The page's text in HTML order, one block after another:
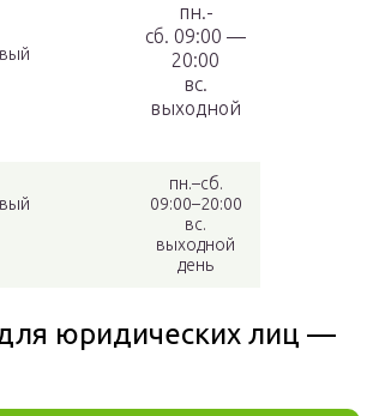
пн.-
cб. 09:00 —
20:00
вс.
выходной
пн.–сб.
09:00–20:00
вс.
выходной
день
юридических лиц —